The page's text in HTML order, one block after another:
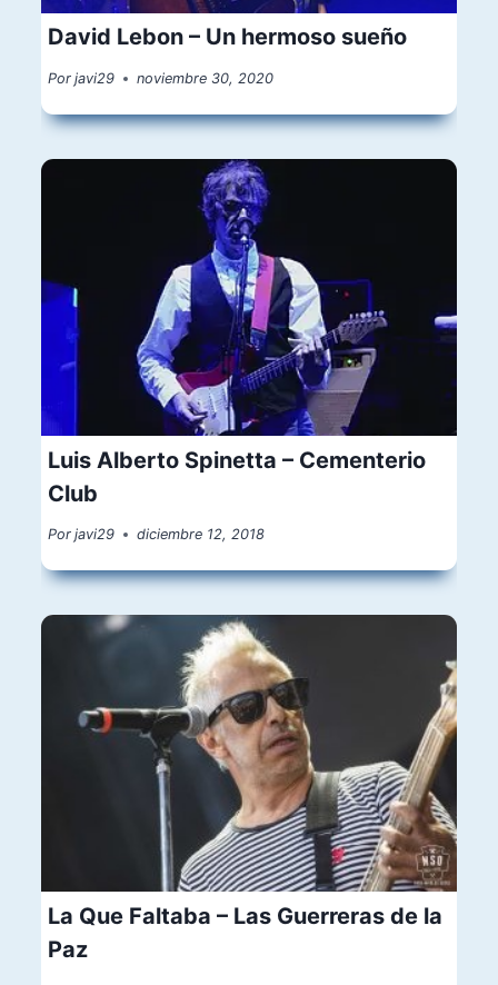
David Lebon – Un hermoso sueño
Por javi29 noviembre 30, 2020
Luis Alberto Spinetta – Cementerio
Club
Por javi29 diciembre 12, 2018
La Que Faltaba – Las Guerreras de la
Paz